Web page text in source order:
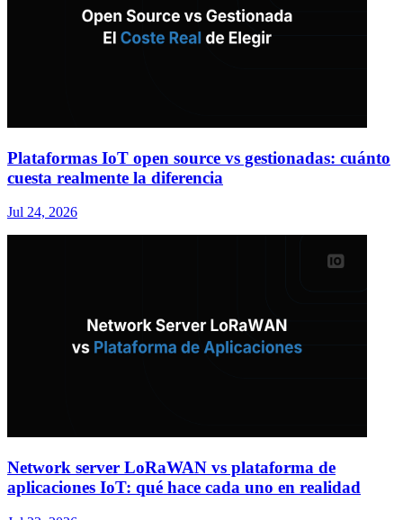
Plataformas IoT open source vs gestionadas: cuánto
cuesta realmente la diferencia
Jul 24, 2026
Network server LoRaWAN vs plataforma de
aplicaciones IoT: qué hace cada uno en realidad